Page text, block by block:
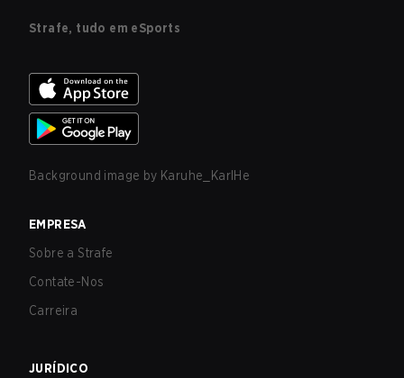
Strafe, tudo em eSports
Background image by Karuhe_KarlHe
EMPRESA
Sobre a Strafe
Contate-Nos
Carreira
JURÍDICO